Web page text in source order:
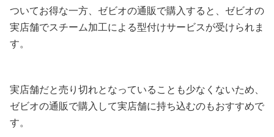
ついてお得な一方、ゼビオの通販で購入すると、ゼビオの
実店舗でスチーム加工による型付けサービスが受けられま
す。
実店舗だと売り切れとなっていることも少なくないため、
ゼビオの通販で購入して実店舗に持ち込むのもおすすめで
す。